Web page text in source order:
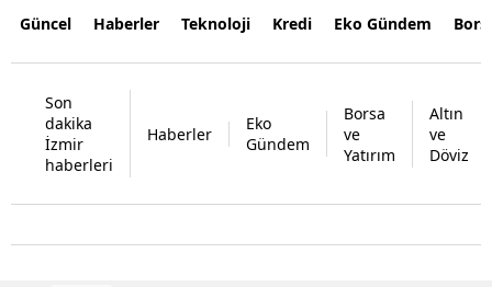
Güncel Haberler Teknoloji Kredi Eko Gündem
Son
dakika
İzmir
haberleri
Haberler
Eko
Gündem
Borsa
ve
Yatırım
Altın
ve
Döviz